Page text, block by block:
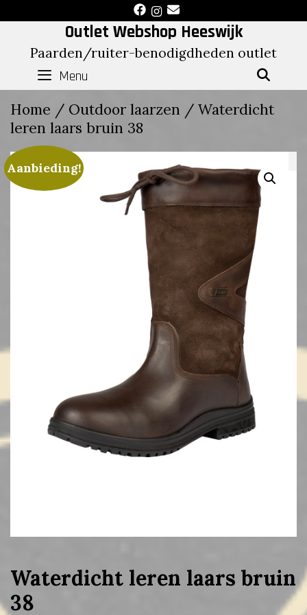
to
content
Outlet Webshop Heeswijk
Paarden/ruiter-benodigdheden outlet
Menu
Home / Outdoor laarzen / Waterdicht
leren laars bruin 38
Aanbieding!
Waterdicht leren laars bruin
38